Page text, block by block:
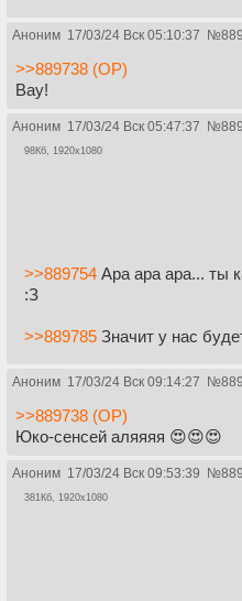
Аноним 17/03/24 Вск 05:10:37 №
>>889738 (OP)
Вау!
Аноним 17/03/24 Вск 05:47:37 №
98Кб, 1920x1080
>>889754 Ара ара ара... ты
:З
>>889785 Значит у нас
Аноним 17/03/24 Вск 09:14:27 №
>>889738 (OP)
Юко-сенсей аляяяя 😍😍😍
Аноним 17/03/24 Вск 09:53:39 №
381Кб, 1920x1080